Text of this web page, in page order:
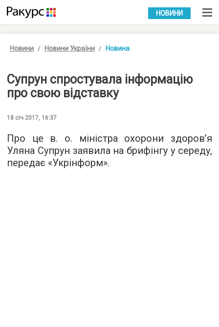
УКР РУС
НОВИНИ
Новини Новини України Новина
Супрун спростувала інформацію
про свою відставку
18 січ 2017, 16:37
Про це в. о. міністра охорони здоров’я
Уляна Супрун заявила на брифінгу у середу,
передає «Укрінформ».